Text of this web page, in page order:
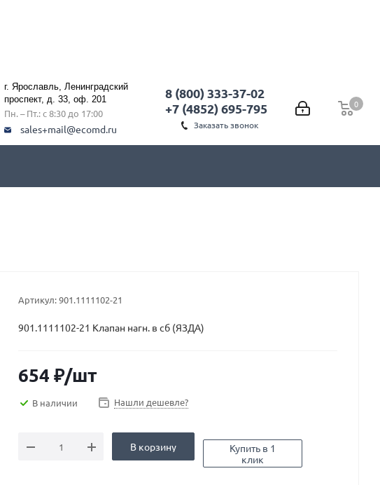
0
0
8 (800) 333-37-02
+7 (4852) 695-795
Заказать звонок
г. Ярославль, Ленинградский
проспект, д. 33, оф. 201
Пн. – Пт.: с 8:30 до 17:00
sales+mail@ecomd.ru
Артикул:901.1111102-21
901.1111102-21 Клапан нагн. в сб (ЯЗДА)
654 ₽/шт
В наличии Нашли дешевле?
В корзину
Купить в 1
клик